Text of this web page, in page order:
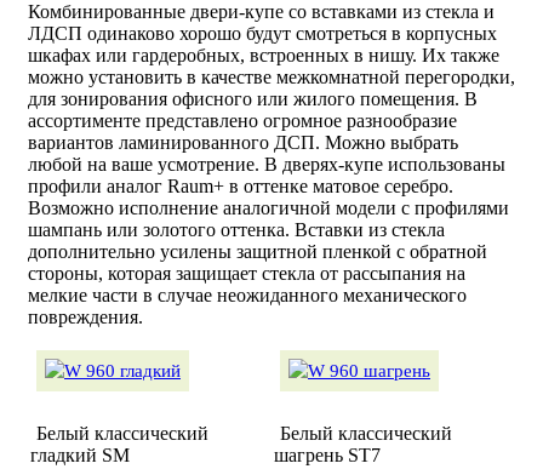
Комбинированные двери-купе со вставками из стекла и
ЛДСП одинаково хорошо будут смотреться в корпусных
шкафах или гардеробных, встроенных в нишу. Их также
можно установить в качестве межкомнатной перегородки,
для зонирования офисного или жилого помещения. В
ассортименте представлено огромное разнообразие
вариантов ламинированного ДСП. Можно выбрать
любой на ваше усмотрение. В дверях-купе использованы
профили аналог Raum+ в оттенке матовое серебро.
Возможно исполнение аналогичной модели с профилями
шампань или золотого оттенка. Вставки из стекла
дополнительно усилены защитной пленкой с обратной
стороны, которая защищает стекла от рассыпания на
мелкие части в случае неожиданного механического
повреждения.
Белый классический
гладкий SM
Белый классический
шагрень ST7